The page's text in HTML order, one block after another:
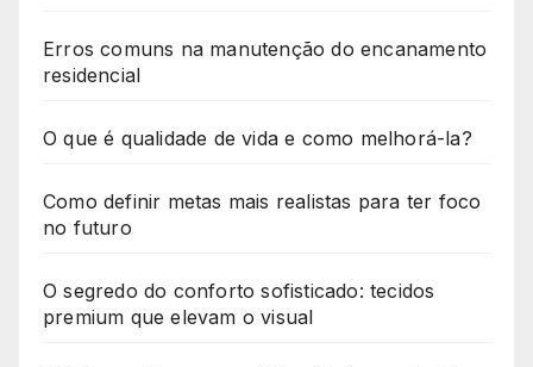
Erros comuns na manutenção do encanamento
residencial
O que é qualidade de vida e como melhorá-la?
Como definir metas mais realistas para ter foco
no futuro
O segredo do conforto sofisticado: tecidos
premium que elevam o visual